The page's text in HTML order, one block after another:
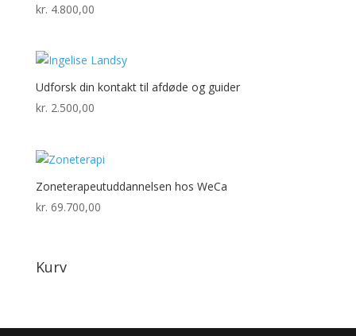
kr. 4.800,00
Udforsk din kontakt til afdøde og guider
kr. 2.500,00
Zoneterapeutuddannelsen hos WeCa
kr. 69.700,00
Kurv